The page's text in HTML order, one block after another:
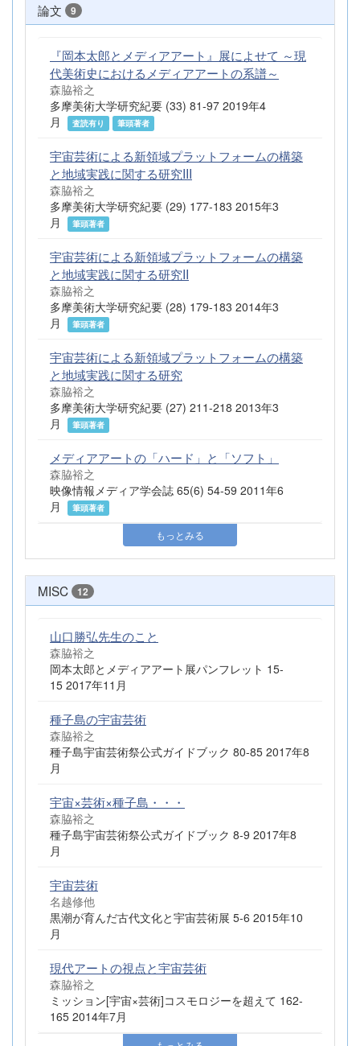
論文 9
『岡本太郎とメディアアート』展によせて ～現
代美術史におけるメディアアートの系譜～
森脇裕之
多摩美術大学研究紀要 (33) 81-97 2019年4
月
査読有り 筆頭著者
宇宙芸術による新領域プラットフォームの構築
と地域実践に関する研究III
森脇裕之
多摩美術大学研究紀要 (29) 177-183 2015年3
月
筆頭著者
宇宙芸術による新領域プラットフォームの構築
と地域実践に関する研究II
森脇裕之
多摩美術大学研究紀要 (28) 179-183 2014年3
月
筆頭著者
宇宙芸術による新領域プラットフォームの構築
と地域実践に関する研究
森脇裕之
多摩美術大学研究紀要 (27) 211-218 2013年3
月
筆頭著者
メディアアートの「ハード」と「ソフト」
森脇裕之
映像情報メディア学会誌 65(6) 54-59 2011年6
月
筆頭著者
もっとみる
MISC 12
山口勝弘先生のこと
森脇裕之
岡本太郎とメディアアート展パンフレット 15-
15 2017年11月
種子島の宇宙芸術
森脇裕之
種子島宇宙芸術祭公式ガイドブック 80-85 2017年8
月
宇宙×芸術×種子島・・・
森脇裕之
種子島宇宙芸術祭公式ガイドブック 8-9 2017年8
月
宇宙芸術
名越修他
黒潮が育んだ古代文化と宇宙芸術展 5-6 2015年10
月
現代アートの視点と宇宙芸術
森脇裕之
ミッション[宇宙×芸術]コスモロジーを超えて 162-
165 2014年7月